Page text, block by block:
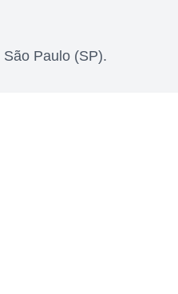
São Paulo(SP).